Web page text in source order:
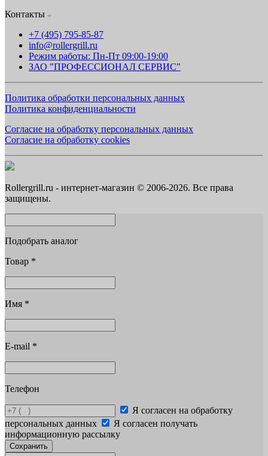
Контакты
+7 (495) 795-85-87
info@rollergrill.ru
Режим работы: Пн-Пт 09:00-19:00
ЗАО "ПРОФЕССИОНАЛ СЕРВИС"
Политика обработки персональных данных
Политика конфиденциальности
Согласие на обработку персональных данных
Согласие на обработку cookies
Rollergrill.ru - интернет-магазин © 2006-2026. Все права
защищены.
Подобрать аналог
Товар *
Имя *
E-mail *
Телефон
Я согласен на обработку
персональных данных
Я согласен получать
информационную рассылку
Сохранить